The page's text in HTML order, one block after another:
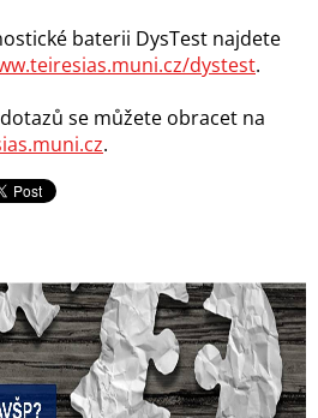
baterii DysTest najdete
dystest.
se můžete obracet na
.